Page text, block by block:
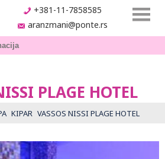
+381-11-7858585
aranzmani@ponte.rs
PLAGE HOTEL
KIPAR VASSOS NISSI PLAGE HOTEL